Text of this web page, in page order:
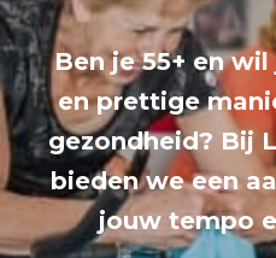
Ben je 55+ en
en prettige
gezondheid? Bij
bieden we een
jouw tempo